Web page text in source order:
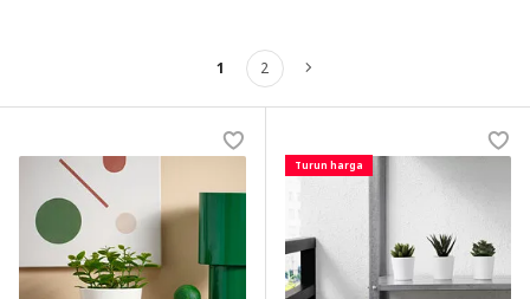
1 2 Berikutnya
Turun harga